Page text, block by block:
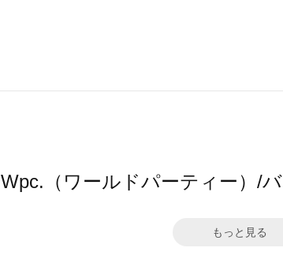
Wpc.（ワールドパーティー）/
もっと見る